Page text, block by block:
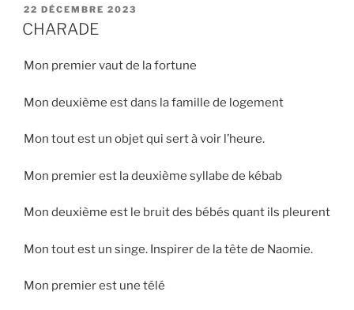
PUBLIÉ
LE
22 DÉCEMBRE 2023
CHARADE
Mon premier vaut de la fortune
Mon deuxième est dans la famille de logement
Mon tout est un objet qui sert à voir l’heure.
Mon premier est la deuxième syllabe de kébab
Mon deuxième est le bruit des bébés quant ils pleurent
Mon tout est un singe. Inspirer de la tête de Naomie.
Mon premier est une télé